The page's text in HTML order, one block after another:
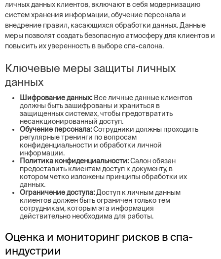
личных данных клиентов, включают в себя модернизацию
систем хранения информации, обучение персонала и
внедрение правил, касающихся обработки данных. Данные
меры позволят создать безопасную атмосферу для клиентов и
повысить их уверенность в выборе спа-салона.
Ключевые меры защиты личных
данных
Шифрование данных: Все личные данные клиентов
должны быть зашифрованы и храниться в
защищенных системах, чтобы предотвратить
несанкционированный доступ.
Обучение персонала:Сотрудники должны проходить
регулярные тренинги по вопросам
конфиденциальности и обработки личной
информации.
Политика конфиденциальности:Салон обязан
предоставить клиентам доступ к документу, в
котором четко изложены принципы обработки их
данных.
Ограничение доступа:Доступ к личным данным
клиентов должен быть ограничен только тем
сотрудникам, которым эта информация
действительно необходима для работы.
Оценка и мониторинг рисков в спа-
индустрии